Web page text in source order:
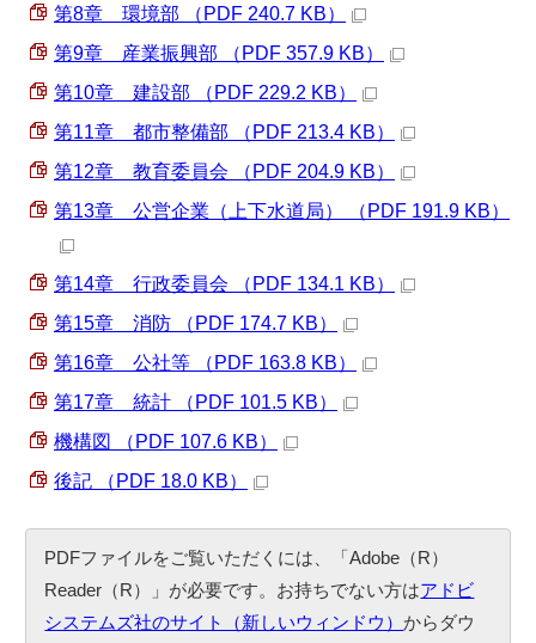
第8章 環境部 （PDF 240.7 KB）
第9章 産業振興部 （PDF 357.9 KB）
第10章 建設部 （PDF 229.2 KB）
第11章 都市整備部 （PDF 213.4 KB）
第12章 教育委員会 （PDF 204.9 KB）
第13章 公営企業（上下水道局） （PDF 191.9 KB）
第14章 行政委員会 （PDF 134.1 KB）
第15章 消防 （PDF 174.7 KB）
第16章 公社等 （PDF 163.8 KB）
第17章 統計 （PDF 101.5 KB）
機構図 （PDF 107.6 KB）
後記 （PDF 18.0 KB）
PDFファイルをご覧いただくには、「Adobe（R）
Reader（R）」が必要です。お持ちでない方はアドビ
システムズ社のサイト（新しいウィンドウ）からダウ